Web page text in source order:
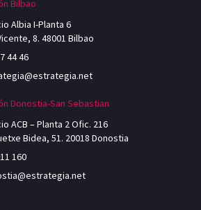
Bilbao
Albia I-Planta 6
8. 48001 Bilbao
44 46
Donostia-San Sebastian
ACB – Planta 2 Ofic. 216
Bidea, 51. 20018 Donostia
160